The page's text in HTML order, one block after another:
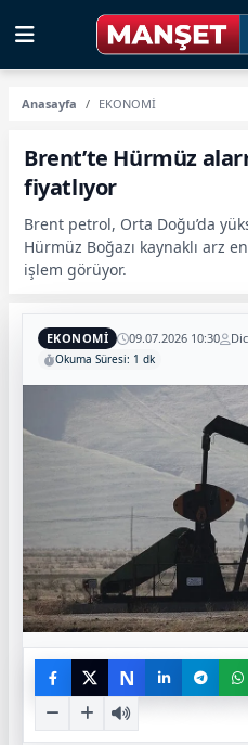
Anasayfa EKONOMİ
Brent’te Hürmüz
fiyatlıyor
Brent petrol, Orta Doğu’da
Hürmüz Boğazı kaynaklı arz
işlem görüyor.
EKONOMİ 09.07.2026 10:30
Okuma Süresi: 1 dk
N